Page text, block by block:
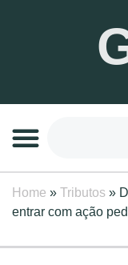
Home » Tributos »
entrar com ação